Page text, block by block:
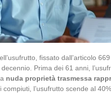
fissato dall’articolo
Prima dei 61 anni,
nuda proprietà trasmessa
compiuti, l’usufrutto scende al